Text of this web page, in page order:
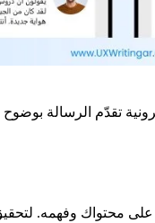
تقدّم الرسالة
على محتواك وفهمه.